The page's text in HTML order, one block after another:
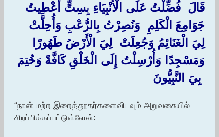
‏قَالَ ‏ ‏فُضِّلْتُ عَلَى الْأَنْبِيَاءِ بِسِتٍّ أُعْطِيتُ ‏
‏جَوَامِعَ الْكَلِمِ ‏ ‏وَنُصِرْتُ بِالرُّعْبِ وَأُحِلَّتْ ‏
‏لِيَ الْغَنَائِمُ وَجُعِلَتْ ‏ ‏لِيَ الْأَرْضُ طَهُورًا
وَمَسْجِدًا وَأُرْسِلْتُ إِلَى الْخَلْقِ كَافَّةً وَخُتِمَ
‏ ‏بِيَ النَّبِيُّونَ ‏
“நான் மற்ற இறைத்தூதர்களைவிடவும் அறுவகையில்
சிறப்பிக்கப்பட்டுள்ளேன்: